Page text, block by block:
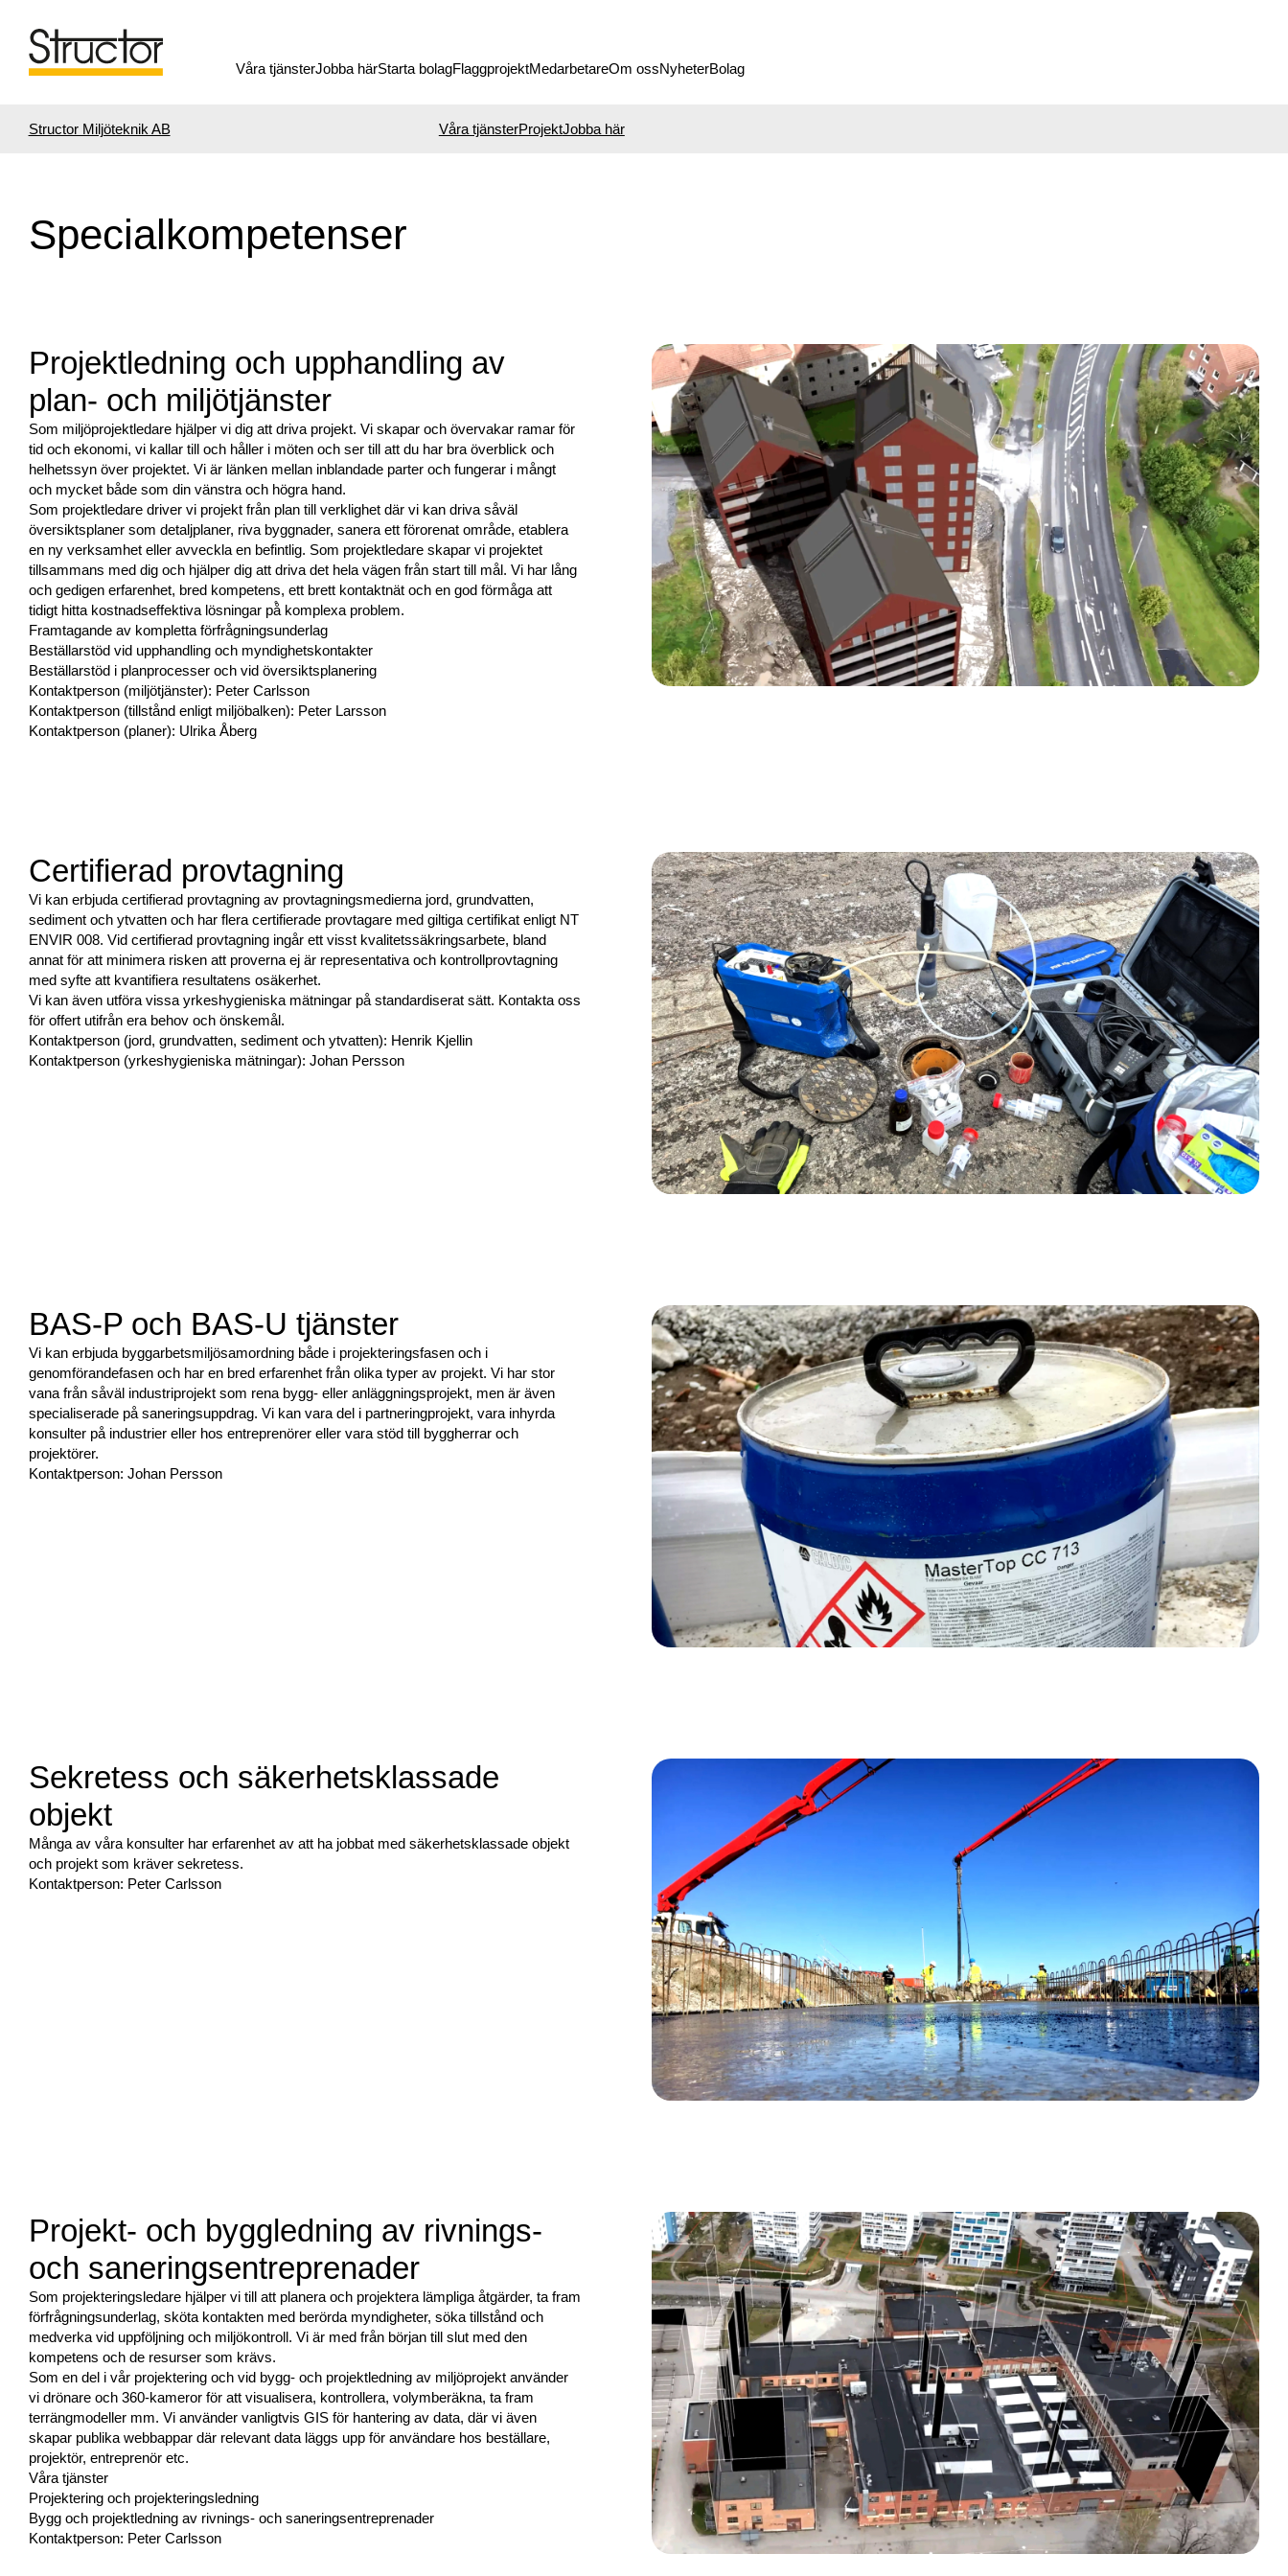
Våra tjänsterJobba härStarta bolagFlaggprojektMedarbetareOm ossNyheterBolag
Structor Miljöteknik AB Våra tjänsterProjektJobba här
Specialkompetenser
Projektledning och upphandling av
plan- och miljötjänster
Som miljöprojektledare hjälper vi dig att driva projekt. Vi skapar och övervakar ramar för
tid och ekonomi, vi kallar till och håller i möten och ser till att du har bra överblick och
helhetssyn över projektet. Vi är länken mellan inblandade parter och fungerar i mångt
och mycket både som din vänstra och högra hand.
Som projektledare driver vi projekt från plan till verklighet där vi kan driva såväl
översiktsplaner som detaljplaner, riva byggnader, sanera ett förorenat område, etablera
en ny verksamhet eller avveckla en befintlig. Som projektledare skapar vi projektet
tillsammans med dig och hjälper dig att driva det hela vägen från start till mål. Vi har lång
och gedigen erfarenhet, bred kompetens, ett brett kontaktnät och en god förmåga att
tidigt hitta kostnadseffektiva lösningar på̊ komplexa problem.
Framtagande av kompletta förfrågningsunderlag
Beställarstöd vid upphandling och myndighetskontakter
Beställarstöd i planprocesser och vid översiktsplanering
Kontaktperson (miljötjänster): Peter Carlsson
Kontaktperson (tillstånd enligt miljöbalken): Peter Larsson
Kontaktperson (planer): Ulrika Åberg
Certifierad provtagning
Vi kan erbjuda certifierad provtagning av provtagningsmedierna jord, grundvatten,
sediment och ytvatten och har flera certifierade provtagare med giltiga certifikat enligt NT
ENVIR 008. Vid certifierad provtagning ingår ett visst kvalitetssäkringsarbete, bland
annat för att minimera risken att proverna ej är representativa och kontrollprovtagning
med syfte att kvantifiera resultatens osäkerhet.
Vi kan även utföra vissa yrkeshygieniska mätningar på standardiserat sätt. Kontakta oss
för offert utifrån era behov och önskemål.
Kontaktperson (jord, grundvatten, sediment och ytvatten): Henrik Kjellin
Kontaktperson (yrkeshygieniska mätningar): Johan Persson
BAS-P och BAS-U tjänster
Vi kan erbjuda byggarbetsmiljösamordning både i projekteringsfasen och i
genomförandefasen och har en bred erfarenhet från olika typer av projekt. Vi har stor
vana från såväl industriprojekt som rena bygg- eller anläggningsprojekt, men är även
specialiserade på saneringsuppdrag. Vi kan vara del i partneringprojekt, vara inhyrda
konsulter på industrier eller hos entreprenörer eller vara stöd till byggherrar och
projektörer.
Kontaktperson: Johan Persson
Sekretess och säkerhetsklassade
objekt
Många av våra konsulter har erfarenhet av att ha jobbat med säkerhetsklassade objekt
och projekt som kräver sekretess.
Kontaktperson: Peter Carlsson
Projekt- och byggledning av rivnings-
och saneringsentreprenader
Som projekteringsledare hjälper vi till att planera och projektera lämpliga åtgärder, ta fram
förfrågningsunderlag, sköta kontakten med berörda myndigheter, söka tillstånd och
medverka vid uppföljning och miljökontroll. Vi är med från början till slut med den
kompetens och de resurser som krävs.
Som en del i vår projektering och vid bygg- och projektledning av miljöprojekt använder
vi drönare och 360-kameror för att visualisera, kontrollera, volymberäkna, ta fram
terrängmodeller mm. Vi använder vanligtvis GIS för hantering av data, där vi även
skapar publika webbappar där relevant data läggs upp för användare hos beställare,
projektör, entreprenör etc.
Våra tjänster
Projektering och projekteringsledning
Bygg och projektledning av rivnings- och saneringsentreprenader
Kontaktperson: Peter Carlsson